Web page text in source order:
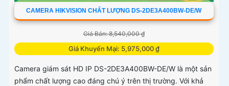
CAMERA HIKVISION CHẤT LƯỢNG DS-2DE3A400BW-DE/W
Giá Bán: 8,540,000 ₫
Giá Khuyến Mại: 5,975,000 ₫
Camera giám sát HD IP DS-2DE3A400BW-DE/W là một sản
phẩm chất lượng cao đáng chú ý trên thị trường. Với khả